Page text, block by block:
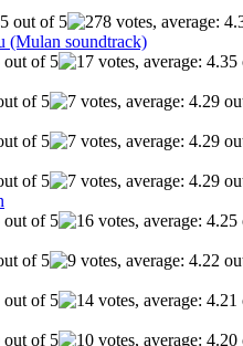
(Mulan soundtrack)